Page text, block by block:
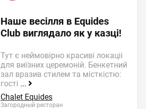
Наше весілля в Equides
Club виглядало як у казці!
Тут є неймовірно красиві локаціі
для виїзних церемоній. Бенкетний
зал вразив стилем та місткістю:
гості ...
Chalet Equides
Загородный ресторан